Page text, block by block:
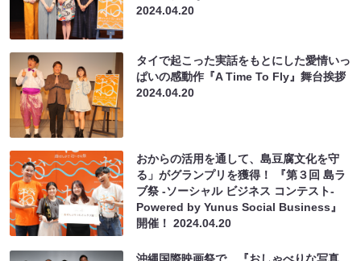
2024.04.20
タイで起こった実話をもとにした愛情いっ
ぱいの感動作『A Time To Fly』舞台挨拶
2024.04.20
おからの活用を通して、島豆腐文化を守
る」がグランプリを獲得！ 『第３回 島ラ
ブ祭 -ソーシャル ビジネス コンテスト-
Powered by Yunus Social Business』
開催！2024.04.20
沖縄国際映画祭で、『おしゃべりな写真